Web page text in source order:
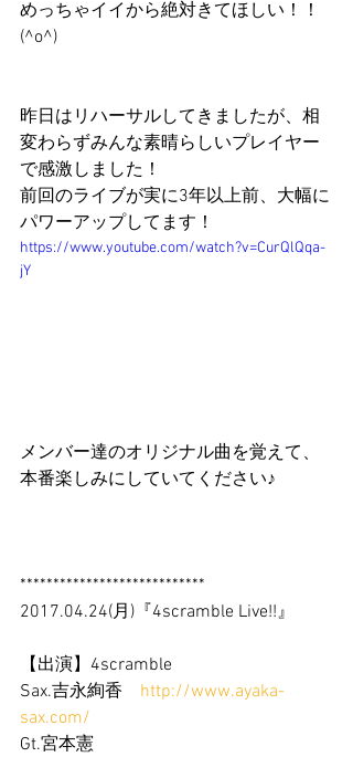
めっちゃイイから絶対きてほしい！！
(^o^)
昨日はリハーサルしてきましたが、相
変わらずみんな素晴らしいプレイヤー
で感激しました！
前回のライブが実に3年以上前、大幅に
パワーアップしてます！
https://www.youtube.com/watch?v=CurQlQqa-
jY
メンバー達のオリジナル曲を覚えて、
本番楽しみにしていてください♪
****************************
2017.04.24(月)『4scramble Live!!』
【出演】4scramble
Sax.吉永絢香 http://www.ayaka-
sax.com/
Gt.宮本憲